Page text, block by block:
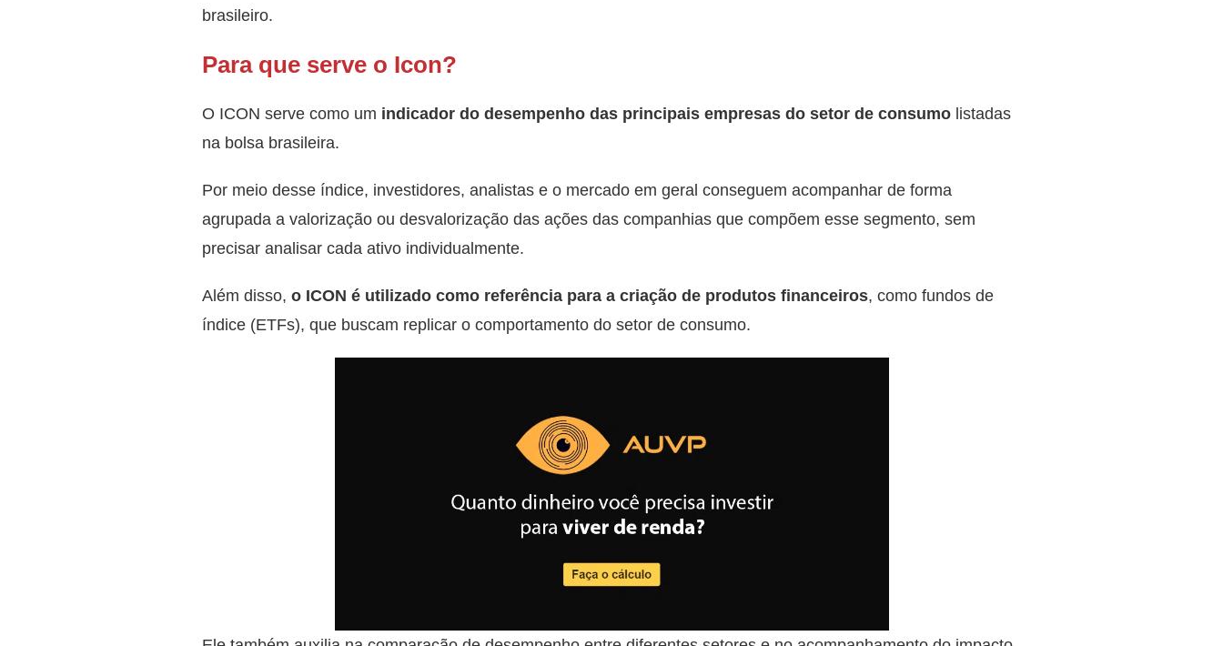
brasileiro.
Para que serve o Icon?
O ICON serve como um indicador do desempenho das principais empresas do setor de consumo listadas
na bolsa brasileira.
Por meio desse índice, investidores, analistas e o mercado em geral conseguem acompanhar de forma
agrupada a valorização ou desvalorização das ações das companhias que compõem esse segmento, sem
precisar analisar cada ativo individualmente.
Além disso, o ICON é utilizado como referência para a criação de produtos financeiros, como fundos de
índice (ETFs), que buscam replicar o comportamento do setor de consumo.